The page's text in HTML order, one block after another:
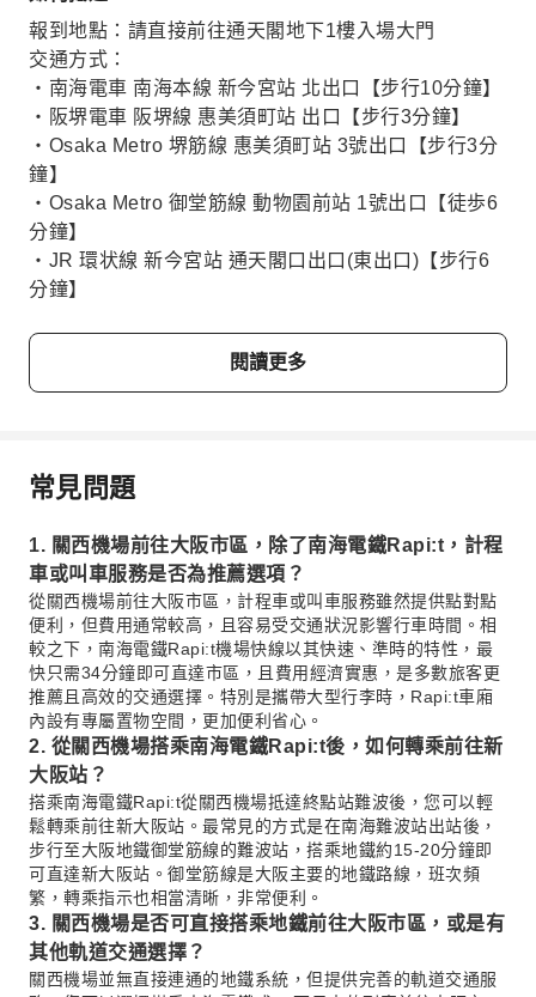
報到地點：請直接前往通天閣地下1樓入場大門
交通方式：
・南海電車 南海本線 新今宮站 北出口【步行10分鐘】
・阪堺電車 阪堺線 惠美須町站 出口【步行3分鐘】
・Osaka Metro 堺筋線 惠美須町站 3號出口【步行3分
鐘】
・Osaka Metro 御堂筋線 動物園前站 1號出口【徒歩6
分鐘】
・JR 環状線 新今宮站 通天閣口出口(東出口)【步行6
分鐘】
閱讀更多
常見問題
1. 關西機場前往大阪市區，除了南海電鐵Rapi:t，計程
車或叫車服務是否為推薦選項？
從關西機場前往大阪市區，計程車或叫車服務雖然提供點對點
便利，但費用通常較高，且容易受交通狀況影響行車時間。相
較之下，南海電鐵Rapi:t機場快線以其快速、準時的特性，最
快只需34分鐘即可直達市區，且費用經濟實惠，是多數旅客更
推薦且高效的交通選擇。特別是攜帶大型行李時，Rapi:t車廂
內設有專屬置物空間，更加便利省心。
2. 從關西機場搭乘南海電鐵Rapi:t後，如何轉乘前往新
大阪站？
搭乘南海電鐵Rapi:t從關西機場抵達終點站難波後，您可以輕
鬆轉乘前往新大阪站。最常見的方式是在南海難波站出站後，
步行至大阪地鐵御堂筋線的難波站，搭乘地鐵約15-20分鐘即
可直達新大阪站。御堂筋線是大阪主要的地鐵路線，班次頻
繁，轉乘指示也相當清晰，非常便利。
3. 關西機場是否可直接搭乘地鐵前往大阪市區，或是有
其他軌道交通選擇？
關西機場並無直接連通的地鐵系統，但提供完善的軌道交通服